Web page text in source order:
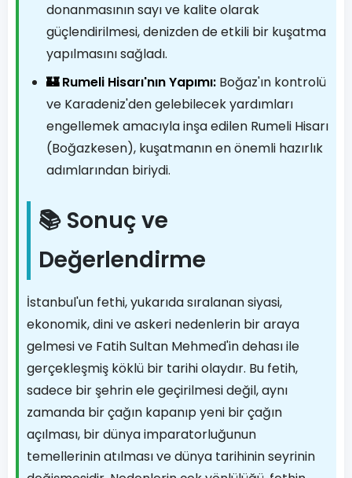
donanmasının sayı ve kalite olarak
güçlendirilmesi, denizden de etkili bir kuşatma
yapılmasını sağladı.
🏰 Rumeli Hisarı'nın Yapımı: Boğaz'ın kontrolü
ve Karadeniz'den gelebilecek yardımları
engellemek amacıyla inşa edilen Rumeli Hisarı
(Boğazkesen), kuşatmanın en önemli hazırlık
adımlarından biriydi.
📚 Sonuç ve
Değerlendirme
İstanbul'un fethi, yukarıda sıralanan siyasi,
ekonomik, dini ve askeri nedenlerin bir araya
gelmesi ve Fatih Sultan Mehmed'in dehası ile
gerçekleşmiş köklü bir tarihi olaydır. Bu fetih,
sadece bir şehrin ele geçirilmesi değil, aynı
zamanda bir çağın kapanıp yeni bir çağın
açılması, bir dünya imparatorluğunun
temellerinin atılması ve dünya tarihinin seyrinin